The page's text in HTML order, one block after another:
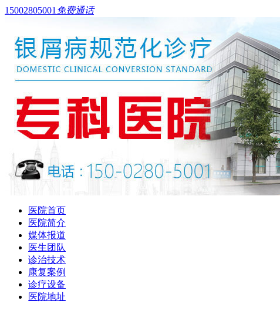
15002805001 免费通话
医院首页
医院简介
媒体报道
医生团队
诊治技术
康复案例
诊疗设备
医院地址